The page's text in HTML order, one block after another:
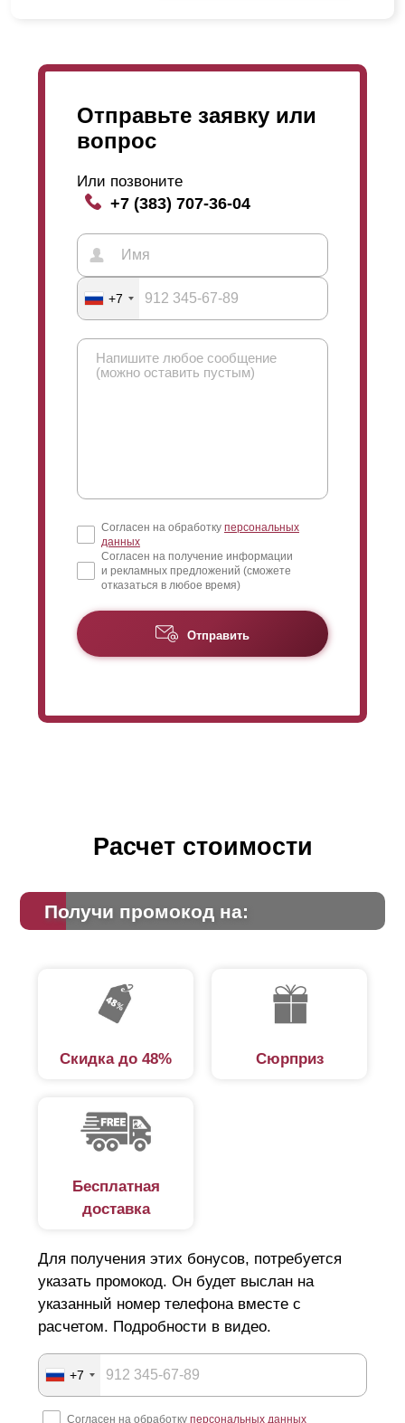
Отправьте заявку или
вопрос
Или позвоните
+7 (383) 707-36-04
+7
Согласен на обработку персональных
данных
Согласен на получение информации
и рекламных предложений (сможете
отказаться в любое время)
Отправить
Расчет стоимости
Получи промокод на:
Скидка до 48% Сюрприз
Бесплатная
доставка
Для получения этих бонусов, потребуется
указать промокод. Он будет выслан на
указанный номер телефона вместе с
расчетом. Подробности в видео.
+7
Согласен на обработку персональных данных